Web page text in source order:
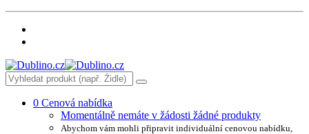
0 Cenová nabídka
Momentálně nemáte v žádosti žádné produkty
Abychom vám mohli připravit individuální cenovou nabídku,